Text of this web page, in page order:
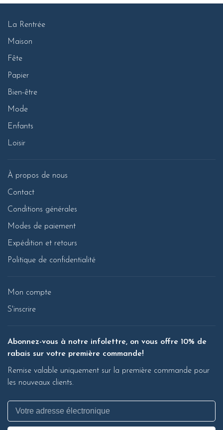
La Rentrée
Maison
Fête
Papier
Bien-être
Mode
Enfants
Loisir
À propos de nous
Contact
Conditions générales
Modes de paiement
Expédition et retours
Politique de confidentialité
Mon compte
S'inscrire
Abonnez-vous à notre infolettre, on vous offre 10% de
rabais sur votre première commande!
Remise valable uniquement sur la première commande pour
les nouveaux clients.